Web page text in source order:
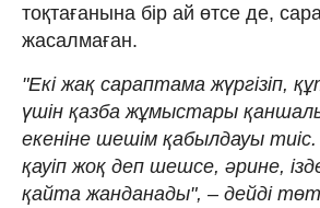
тоқтағанына бір ай өтсе де,
жасалмаған.
"Екі жақ сараптама жүргізіп,
үшін қазба жұмыстары
екеніне шешім қабылдауы
қауіп жоқ деп шешсе, әрине,
қайта жанданады", – дейді